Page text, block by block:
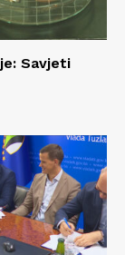
Savjeti